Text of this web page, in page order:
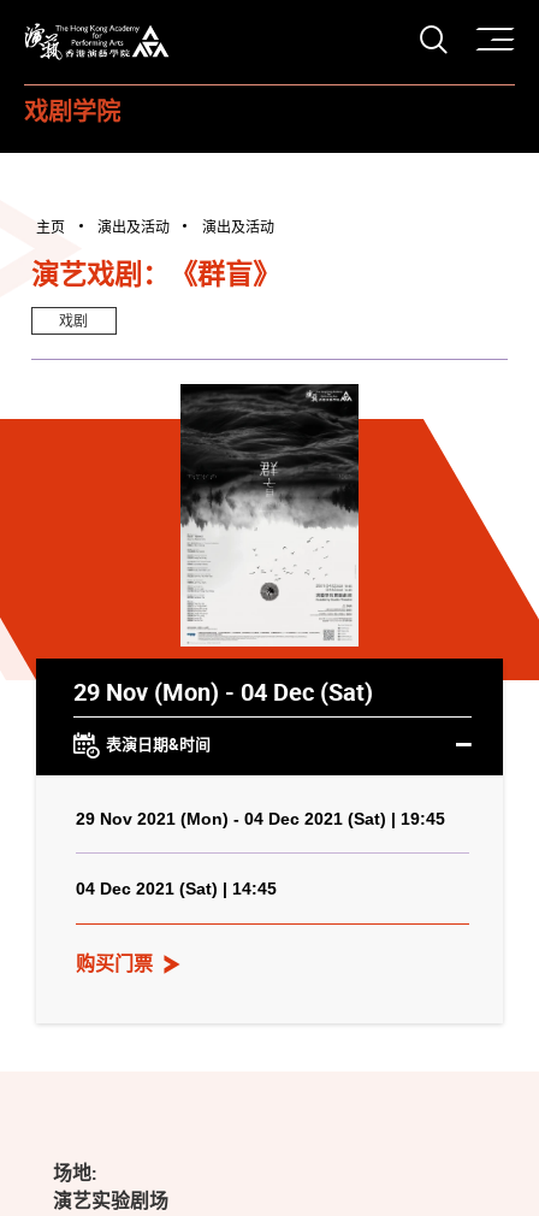
打开
戏剧学院
主页 演出及活动 演出及活动
演艺戏剧：《群盲》
戏剧
29 Nov (Mon) - 04 Dec (Sat)
表演日期&时间
29 Nov 2021 (Mon) - 04 Dec 2021 (Sat) | 19:45
04 Dec 2021 (Sat) | 14:45
购买门票
场地:
演艺实验剧场